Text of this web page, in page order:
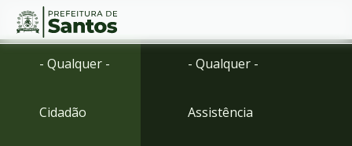
Ir
Conteúdo
- Qualquer -
Cidadão
- Qualquer -
Assistência